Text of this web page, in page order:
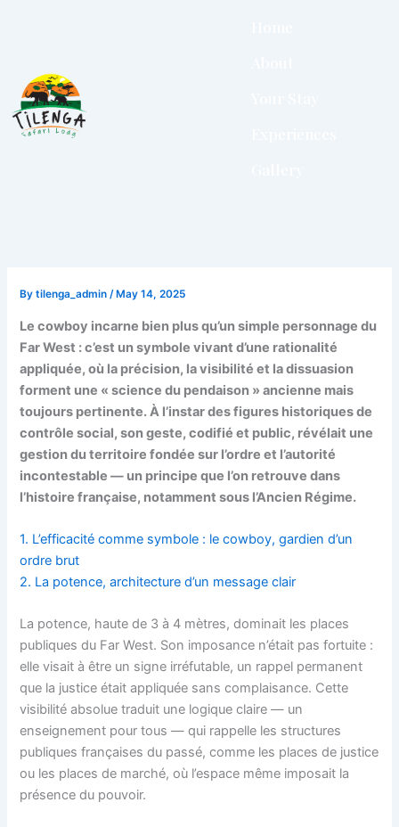
Bytilenga_admin/ May 14, 2025
Le cowboy incarne bien plus qu’un simple personnage du
Far West : c’est un symbole vivant d’une rationalité
appliquée, où la précision, la visibilité et la dissuasion
forment une « science du pendaison » ancienne mais
toujours pertinente. À l’instar des figures historiques de
contrôle social, son geste, codifié et public, révélait une
gestion du territoire fondée sur l’ordre et l’autorité
incontestable — un principe que l’on retrouve dans
l’histoire française, notamment sous l’Ancien Régime.
1. L’efficacité comme symbole : le cowboy, gardien d’un
ordre brut
2. La potence, architecture d’un message clair
La potence, haute de 3 à 4 mètres, dominait les places
publiques du Far West. Son imposance n’était pas fortuite :
elle visait à être un signe irréfutable, un rappel permanent
que la justice était appliquée sans complaisance. Cette
visibilité absolue traduit une logique claire — un
enseignement pour tous — qui rappelle les structures
publiques françaises du passé, comme les places de justice
ou les places de marché, où l’espace même imposait la
présence du pouvoir.